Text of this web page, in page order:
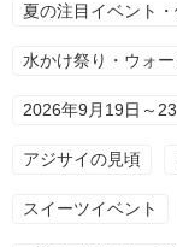
夏の注目イベント
水かけ祭り・ウォ
2026年9月19日～
アジサイの見頃
スイーツイベント